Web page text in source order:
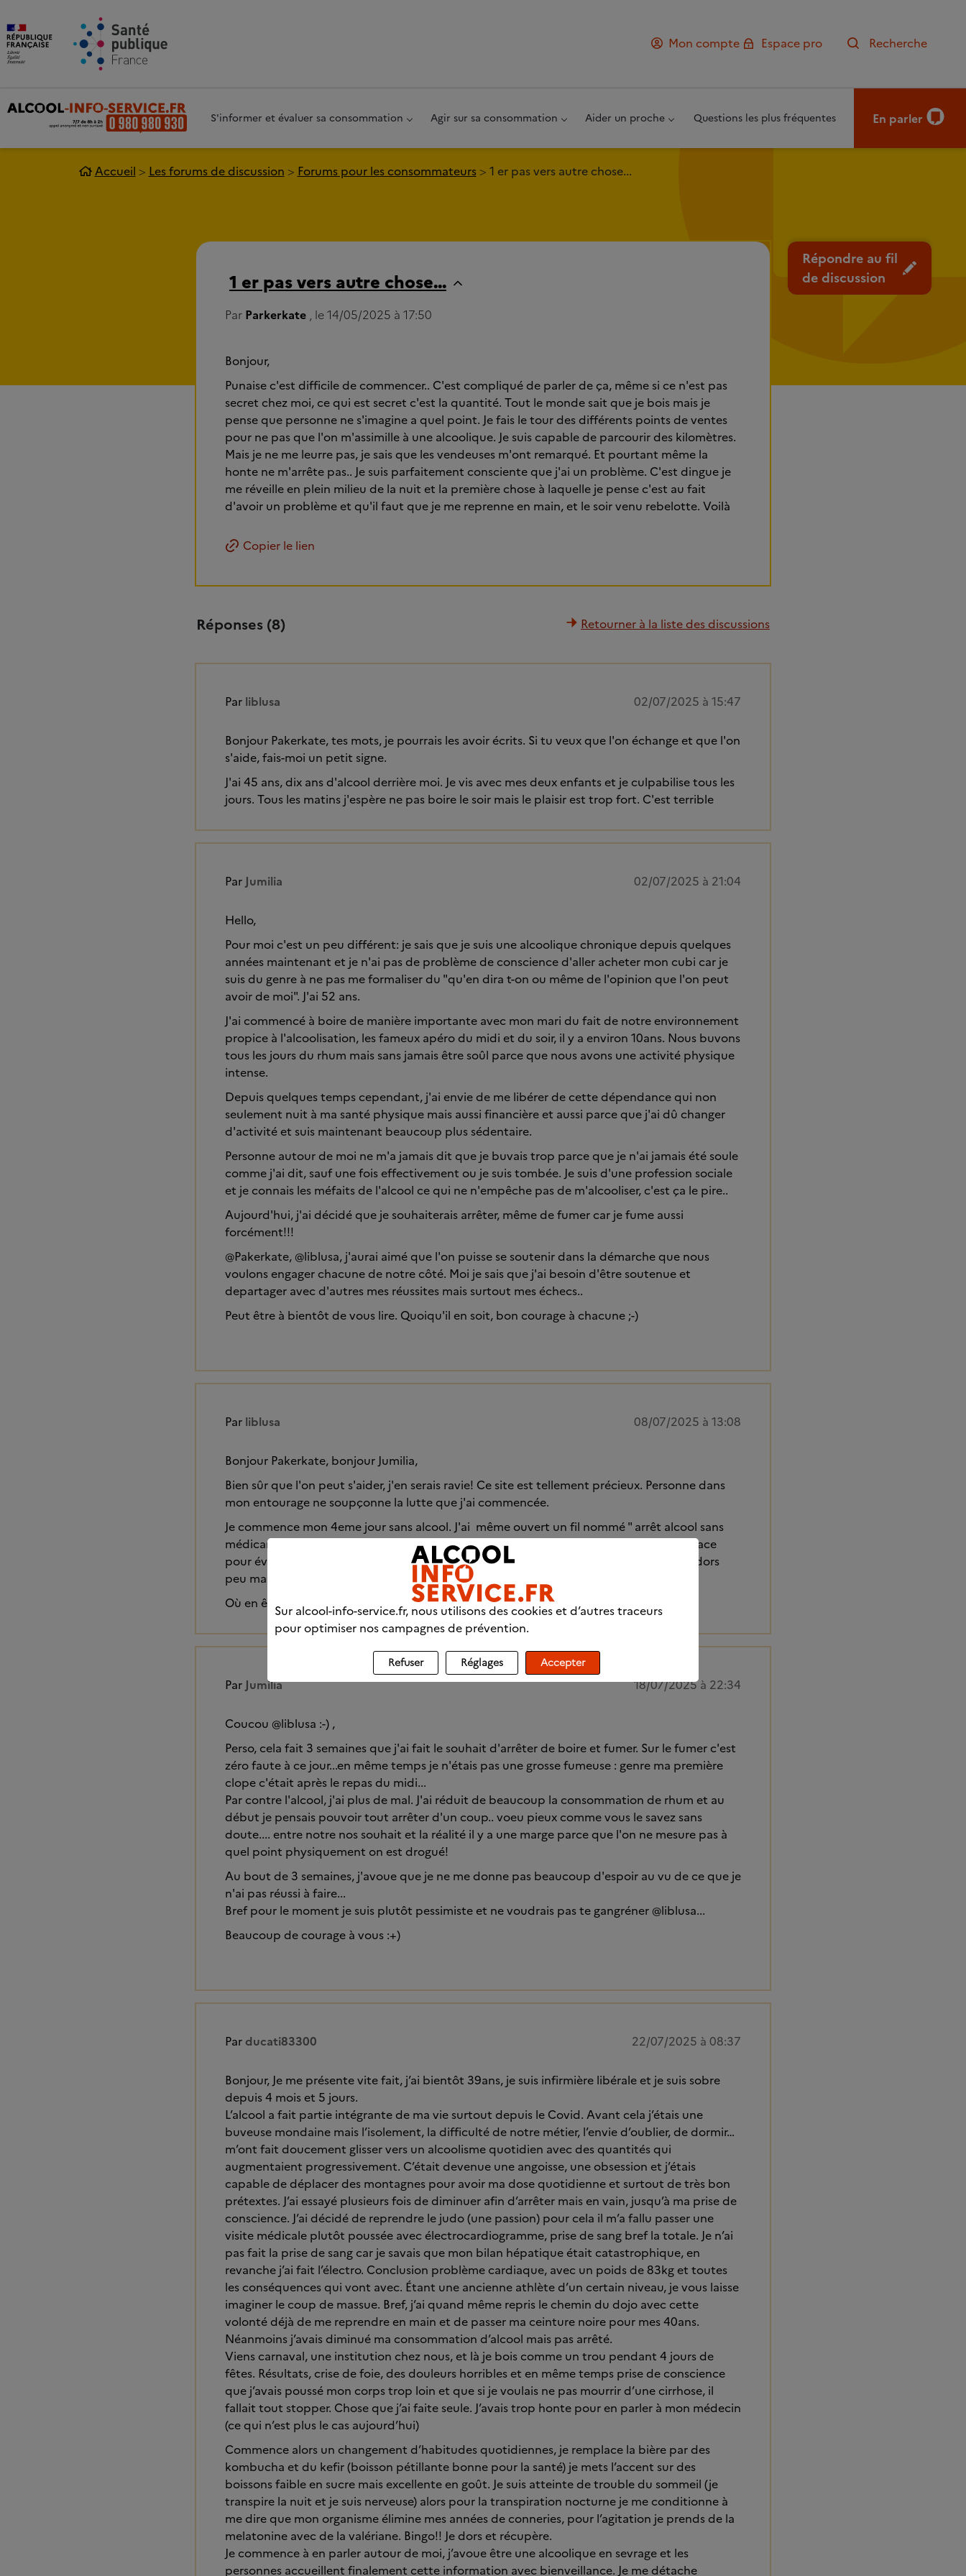
Mon compte
Espace pro Recherche
S'informer et évaluer sa consommation Agir sur sa consommation Aider un proche Questions les plus fréquentes En parler
Accueil Les forums de discussion Forums pour les consommateurs 1 er pas vers autre chose...
Répondre au fil
de discussion
1 er pas vers autre chose...
Par Parkerkate , le 14/05/2025 à 17:50
Bonjour,
Punaise c'est difficile de commencer.. C'est compliqué de parler de ça, même si ce n'est pas
secret chez moi, ce qui est secret c'est la quantité. Tout le monde sait que je bois mais je
pense que personne ne s'imagine a quel point. Je fais le tour des différents points de ventes
pour ne pas que l'on m'assimille à une alcoolique. Je suis capable de parcourir des kilomètres.
Mais je ne me leurre pas, je sais que les vendeuses m'ont remarqué. Et pourtant même la
honte ne m'arrête pas.. Je suis parfaitement consciente que j'ai un problème. C'est dingue je
me réveille en plein milieu de la nuit et la première chose à laquelle je pense c'est au fait
d'avoir un problème et qu'il faut que je me reprenne en main, et le soir venu rebelotte. Voilà
Copier le lien
Réponses (8) Retourner à la liste des discussions
Par liblusa 02/07/2025 à 15:47
Bonjour Pakerkate, tes mots, je pourrais les avoir écrits. Si tu veux que l'on échange et que l'on
s'aide, fais-moi un petit signe.
J'ai 45 ans, dix ans d'alcool derrière moi. Je vis avec mes deux enfants et je culpabilise tous les
jours. Tous les matins j'espère ne pas boire le soir mais le plaisir est trop fort. C'est terrible
Par Jumilia 02/07/2025 à 21:04
Hello,
Pour moi c'est un peu différent: je sais que je suis une alcoolique chronique depuis quelques
années maintenant et je n'ai pas de problème de conscience d'aller acheter mon cubi car je
suis du genre à ne pas me formaliser du "qu'en dira t-on ou même de l'opinion que l'on peut
avoir de moi". J'ai 52 ans.
J'ai commencé à boire de manière importante avec mon mari du fait de notre environnement
propice à l'alcoolisation, les fameux apéro du midi et du soir, il y a environ 10ans. Nous buvons
tous les jours du rhum mais sans jamais être soûl parce que nous avons une activité physique
intense.
Depuis quelques temps cependant, j'ai envie de me libérer de cette dépendance qui non
seulement nuit à ma santé physique mais aussi financière et aussi parce que j'ai dû changer
d'activité et suis maintenant beaucoup plus sédentaire.
Personne autour de moi ne m'a jamais dit que je buvais trop parce que je n'ai jamais été soule
comme j'ai dit, sauf une fois effectivement ou je suis tombée. Je suis d'une profession sociale
et je connais les méfaits de l'alcool ce qui ne n'empêche pas de m'alcooliser, c'est ça le pire..
Aujourd'hui, j'ai décidé que je souhaiterais arrêter, même de fumer car je fume aussi
forcément!!!
@Pakerkate, @liblusa, j'aurai aimé que l'on puisse se soutenir dans la démarche que nous
voulons engager chacune de notre côté. Moi je sais que j'ai besoin d'être soutenue et
departager avec d'autres mes réussites mais surtout mes échecs..
Peut être à bientôt de vous lire. Quoiqu'il en soit, bon courage à chacune ;-)
Par liblusa 08/07/2025 à 13:08
Bonjour Pakerkate, bonjour Jumilia,
Bien sûr que l'on peut s'aider, j'en serais ravie! Ce site est tellement précieux. Personne dans
mon entourage ne soupçonne la lutte que j'ai commencée.
Je commence mon 4eme jour sans alcool. J'ai même ouvert un fil nommé " arrêt alcool sans
médicaments ou traitement", si cela vous intéresse. Je mets plein de stratagèmes en place
pour éviter les cravings, détourner mon attention de l'alcool aux heures fatidiques. Je dors
peu mais je me dis que ça n'est pas grave, je suis en vacances et sans enfants.
Où en êtes-vous de votre côté?
Par Jumilia 18/07/2025 à 22:34
Coucou @liblusa :-) ,
Perso, cela fait 3 semaines que j'ai fait le souhait d'arrêter de boire et fumer. Sur le fumer c'est
zéro faute à ce jour...en même temps je n'étais pas une grosse fumeuse : genre ma première
clope c'était après le repas du midi...
Par contre l'alcool, j'ai plus de mal. J'ai réduit de beaucoup la consommation de rhum et au
début je pensais pouvoir tout arrêter d'un coup.. voeu pieux comme vous le savez sans
doute.... entre notre nos souhait et la réalité il y a une marge parce que l'on ne mesure pas à
quel point physiquement on est drogué!
Au bout de 3 semaines, j'avoue que je ne me donne pas beaucoup d'espoir au vu de ce que je
n'ai pas réussi à faire...
Bref pour le moment je suis plutôt pessimiste et ne voudrais pas te gangréner @liblusa...
Beaucoup de courage à vous :+)
Par ducati83300 22/07/2025 à 08:37
Bonjour, Je me présente vite fait, j’ai bientôt 39ans, je suis infirmière libérale et je suis sobre
depuis 4 mois et 5 jours.
L’alcool a fait partie intégrante de ma vie surtout depuis le Covid. Avant cela j’étais une
buveuse mondaine mais l’isolement, la difficulté de notre métier, l’envie d’oublier, de dormir…
m’ont fait doucement glisser vers un alcoolisme quotidien avec des quantités qui
augmentaient progressivement. C’était devenue une angoisse, une obsession et j’étais
capable de déplacer des montagnes pour avoir ma dose quotidienne et surtout de très bon
prétextes. J’ai essayé plusieurs fois de diminuer afin d’arrêter mais en vain, jusqu’à ma prise de
conscience. J’ai décidé de reprendre le judo (une passion) pour cela il m’a fallu passer une
visite médicale plutôt poussée avec électrocardiogramme, prise de sang bref la totale. Je n’ai
pas fait la prise de sang car je savais que mon bilan hépatique était catastrophique, en
revanche j’ai fait l’électro. Conclusion problème cardiaque, avec un poids de 83kg et toutes
les conséquences qui vont avec. Étant une ancienne athlète d’un certain niveau, je vous laisse
imaginer le coup de massue. Bref, j’ai quand même repris le chemin du dojo avec cette
volonté déjà de me reprendre en main et de passer ma ceinture noire pour mes 40ans.
Néanmoins j’avais diminué ma consommation d’alcool mais pas arrêté.
Viens carnaval, une institution chez nous, et là je bois comme un trou pendant 4 jours de
fêtes. Résultats, crise de foie, des douleurs horribles et en même temps prise de conscience
que j’avais poussé mon corps trop loin et que si je voulais ne pas mourrir d’une cirrhose, il
fallait tout stopper. Chose que j’ai faite seule. J’avais trop honte pour en parler à mon médecin
(ce qui n’est plus le cas aujourd’hui)
Commence alors un changement d’habitudes quotidiennes, je remplace la bière par des
kombucha et du kefir (boisson pétillante bonne pour la santé) je mets l’accent sur des
boissons faible en sucre mais excellente en goût. Je suis atteinte de trouble du sommeil (je
transpire la nuit et je suis nerveuse) alors pour la transpiration nocturne je me conditionne à
me dire que mon organisme élimine mes années de conneries, pour l’agitation je prends de la
melatonine avec de la valériane. Bingo!! Je dors et récupère.
Je commence à en parler autour de moi, j’avoue être une alcoolique en sevrage et les
personnes accueillent finalement cette information avec bienveillance. Je me détache
Sur alcool-info-service.fr, nous utilisons des cookies et d’autres traceurs
pour optimiser nos campagnes de prévention.
Refuser Réglages Accepter